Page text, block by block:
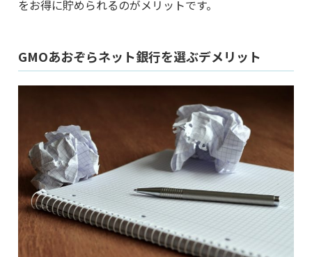
をお得に貯められるのがメリットです。
GMOあおぞらネット銀行を選ぶデメリット